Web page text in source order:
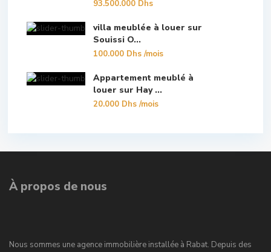
93.500.000 Dhs
villa meublée à louer sur
Souissi O...
100.000 Dhs/mois
Appartement meublé à
louer sur Hay ...
20.000 Dhs/mois
À propos de nous
Nous sommes une agence immobilière installée à Rabat. Depuis des